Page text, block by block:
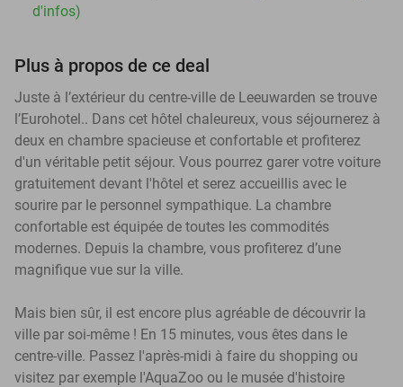
d'infos)
Plus à propos de ce deal
Juste à l’extérieur du centre-ville de Leeuwarden se trouve
l’Eurohotel.. Dans cet hôtel chaleureux, vous séjournerez à
deux en chambre spacieuse et confortable et profiterez
d'un véritable petit séjour. Vous pourrez garer votre voiture
gratuitement devant l'hôtel et serez accueillis avec le
sourire par le personnel sympathique. La chambre
confortable est équipée de toutes les commodités
modernes. Depuis la chambre, vous profiterez d’une
magnifique vue sur la ville.
Mais bien sûr, il est encore plus agréable de découvrir la
ville par soi-même ! En 15 minutes, vous êtes dans le
centre-ville. Passez l'après-midi à faire du shopping ou
visitez par exemple l'AquaZoo ou le musée d'histoire